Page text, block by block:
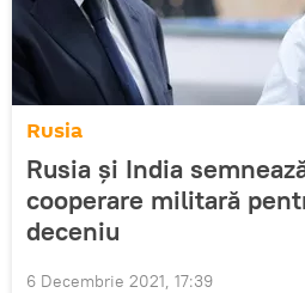
Rusia
Rusia și India
cooperare militară
deceniu
6 Decembrie 2021, 17:39